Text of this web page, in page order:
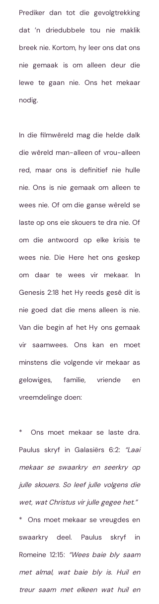
Prediker dan tot die gevolgtrekking
dat ’n driedubbele tou nie maklik
breek nie. Kortom, hy leer ons dat ons
nie gemaak is om alleen deur die
lewe te gaan nie. Ons het mekaar
nodig.
In die filmwêreld mag die helde dalk
die wêreld man-alleen of vrou-alleen
red, maar ons is definitief nie hulle
nie. Ons is nie gemaak om alleen te
wees nie. Of om die ganse wêreld se
laste op ons eie skouers te dra nie. Of
om die antwoord op elke krisis te
wees nie. Die Here het ons geskep
om daar te wees vir mekaar. In
Genesis 2:18 het Hy reeds gesê dit is
nie goed dat die mens alleen is nie.
Van die begin af het Hy ons gemaak
vir saamwees. Ons kan en moet
minstens die volgende vir mekaar as
gelowiges, familie, vriende en
vreemdelinge doen:
*  Ons moet mekaar se laste dra.
Paulus skryf in Galasiërs 6:2:
“Laai
mekaar se swaarkry en seerkry op
julle skouers. So leef julle volgens die
wet, wat Christus vir julle gegee het.”
*  Ons moet mekaar se vreugdes en
swaarkry deel. Paulus skryf in
Romeine 12:15: “Wees baie bly saam
met almal, wat baie bly is. Huil en
treur saam met elkeen wat huil en